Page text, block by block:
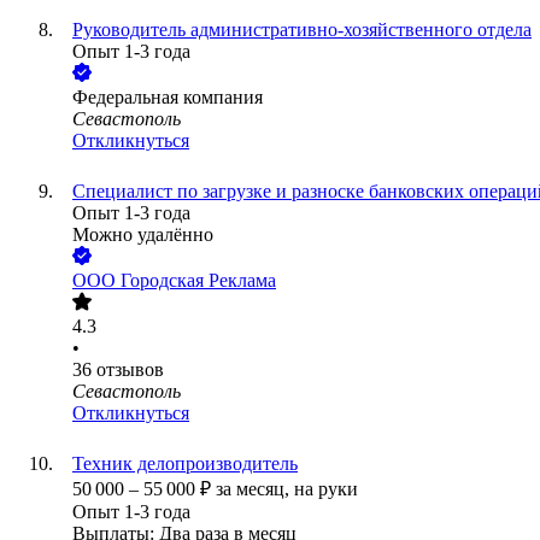
Руководитель административно-хозяйственного отдела
Опыт 1-3 года
Федеральная компания
Севастополь
Откликнуться
Специалист по загрузке и разноске банковских
Опыт 1-3 года
Можно удалённо
ООО Городская Реклама
4.3
•
36 отзывов
Севастополь
Откликнуться
Техник делопроизводитель
50 000 – 55 000 ₽ за месяц, на руки
Опыт 1-3 года
Выплаты: Два раза в месяц